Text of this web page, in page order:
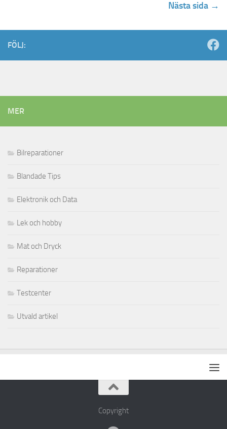
Nästa sida →
FÖLJ:
MER
Bilreparationer
Blandade Tips
Elektronik och Data
Lek och hobby
Mat och Dryck
Reparationer
Testcenter
Utvald artikel
Copyright